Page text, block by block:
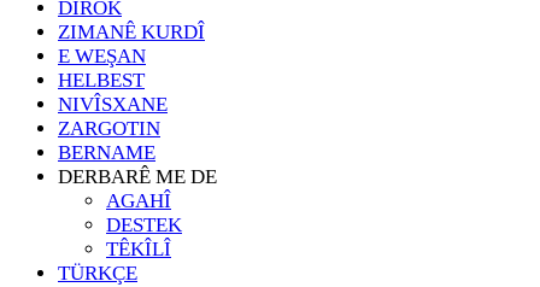
DÎROK
ZIMANÊ KURDÎ
E WEŞAN
HELBEST
NIVÎSXANE
ZARGOTIN
BERNAME
DERBARÊ ME DE
AGAHÎ
DESTEK
TÊKÎLÎ
TÜRKÇE